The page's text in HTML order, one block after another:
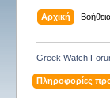
Αρχική Βοήθεια
Greek Watch
Πληροφορίες